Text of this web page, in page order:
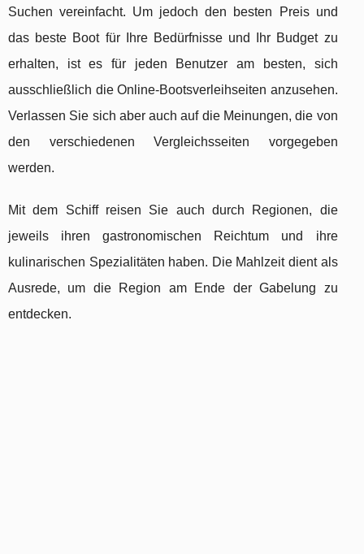
Suchen vereinfacht. Um jedoch den besten Preis und
das beste Boot für Ihre Bedürfnisse und Ihr Budget zu
erhalten, ist es für jeden Benutzer am besten, sich
ausschließlich die Online-Bootsverleihseiten anzusehen.
Verlassen Sie sich aber auch auf die Meinungen, die von
den verschiedenen Vergleichsseiten vorgegeben
werden.
Mit dem Schiff reisen Sie auch durch Regionen, die
jeweils ihren gastronomischen Reichtum und ihre
kulinarischen Spezialitäten haben. Die Mahlzeit dient als
Ausrede, um die Region am Ende der Gabelung zu
entdecken.